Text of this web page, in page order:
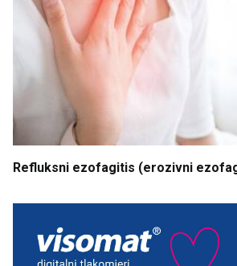
Refluksni ezofagitis (erozivni